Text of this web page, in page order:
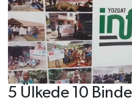
5 Ülkede 10